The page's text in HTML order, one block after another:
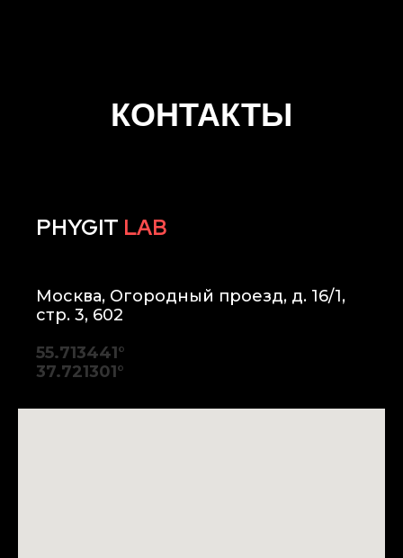
КОНТАКТЫ
PHYGIT LAB
Москва, Огородный проезд, д. 16/1,
стр. 3, 602
55.713441°
37.721301°